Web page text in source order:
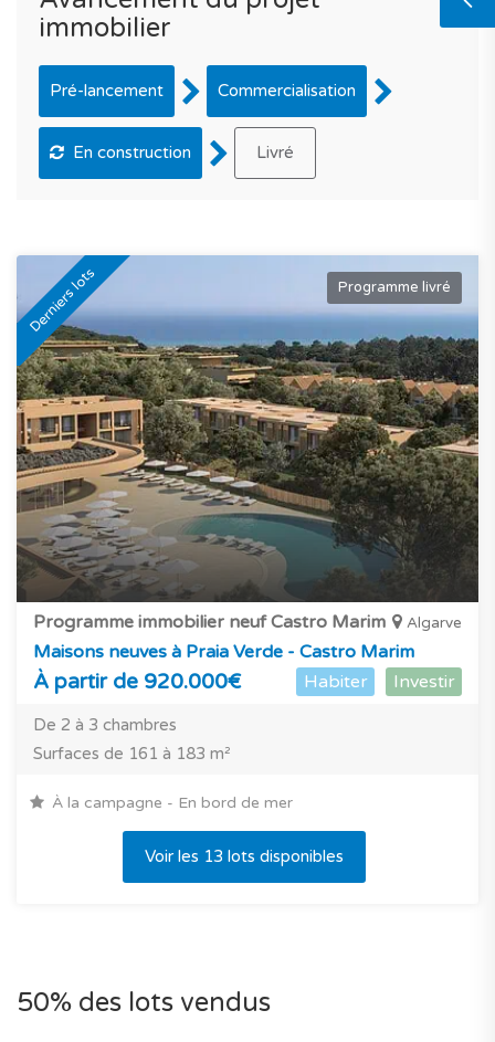
immobilier
Pré-lancement Commercialisation
En construction Livré
Derniers lots Programme livré
Programme immobilier neuf Castro Marim Algarve
Maisons neuves à Praia Verde - Castro Marim
À partir de 920.000€ Habiter Investir
De 2 à 3 chambres
Surfaces de 161 à 183 m²
À la campagne - En bord de mer
Voir les 13 lots disponibles
50% des lots vendus